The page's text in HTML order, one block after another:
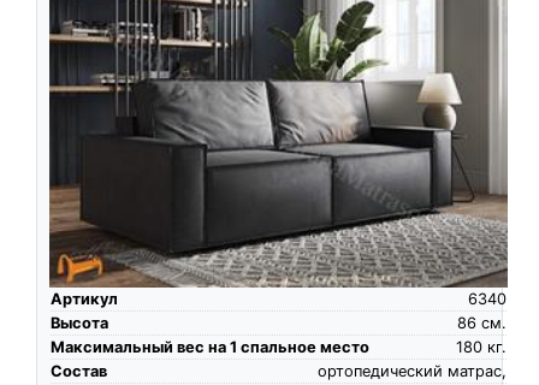
Артикул
6340
Высота
см.
86
Максимальный вес на 1 спальное место
кг.
180
Состав
ортопедический матрас,